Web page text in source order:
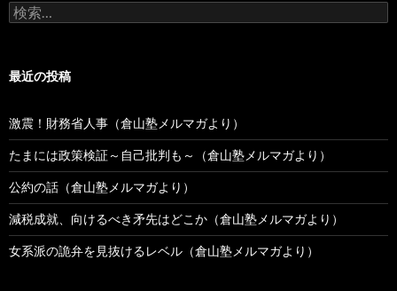
稿
検
索:
最近の投稿
激震！財務省人事（倉山塾メルマガより）
たまには政策検証～自己批判も～（倉山塾メルマガより）
公約の話（倉山塾メルマガより）
減税成就、向けるべき矛先はどこか（倉山塾メルマガより）
女系派の詭弁を見抜けるレベル（倉山塾メルマガより）